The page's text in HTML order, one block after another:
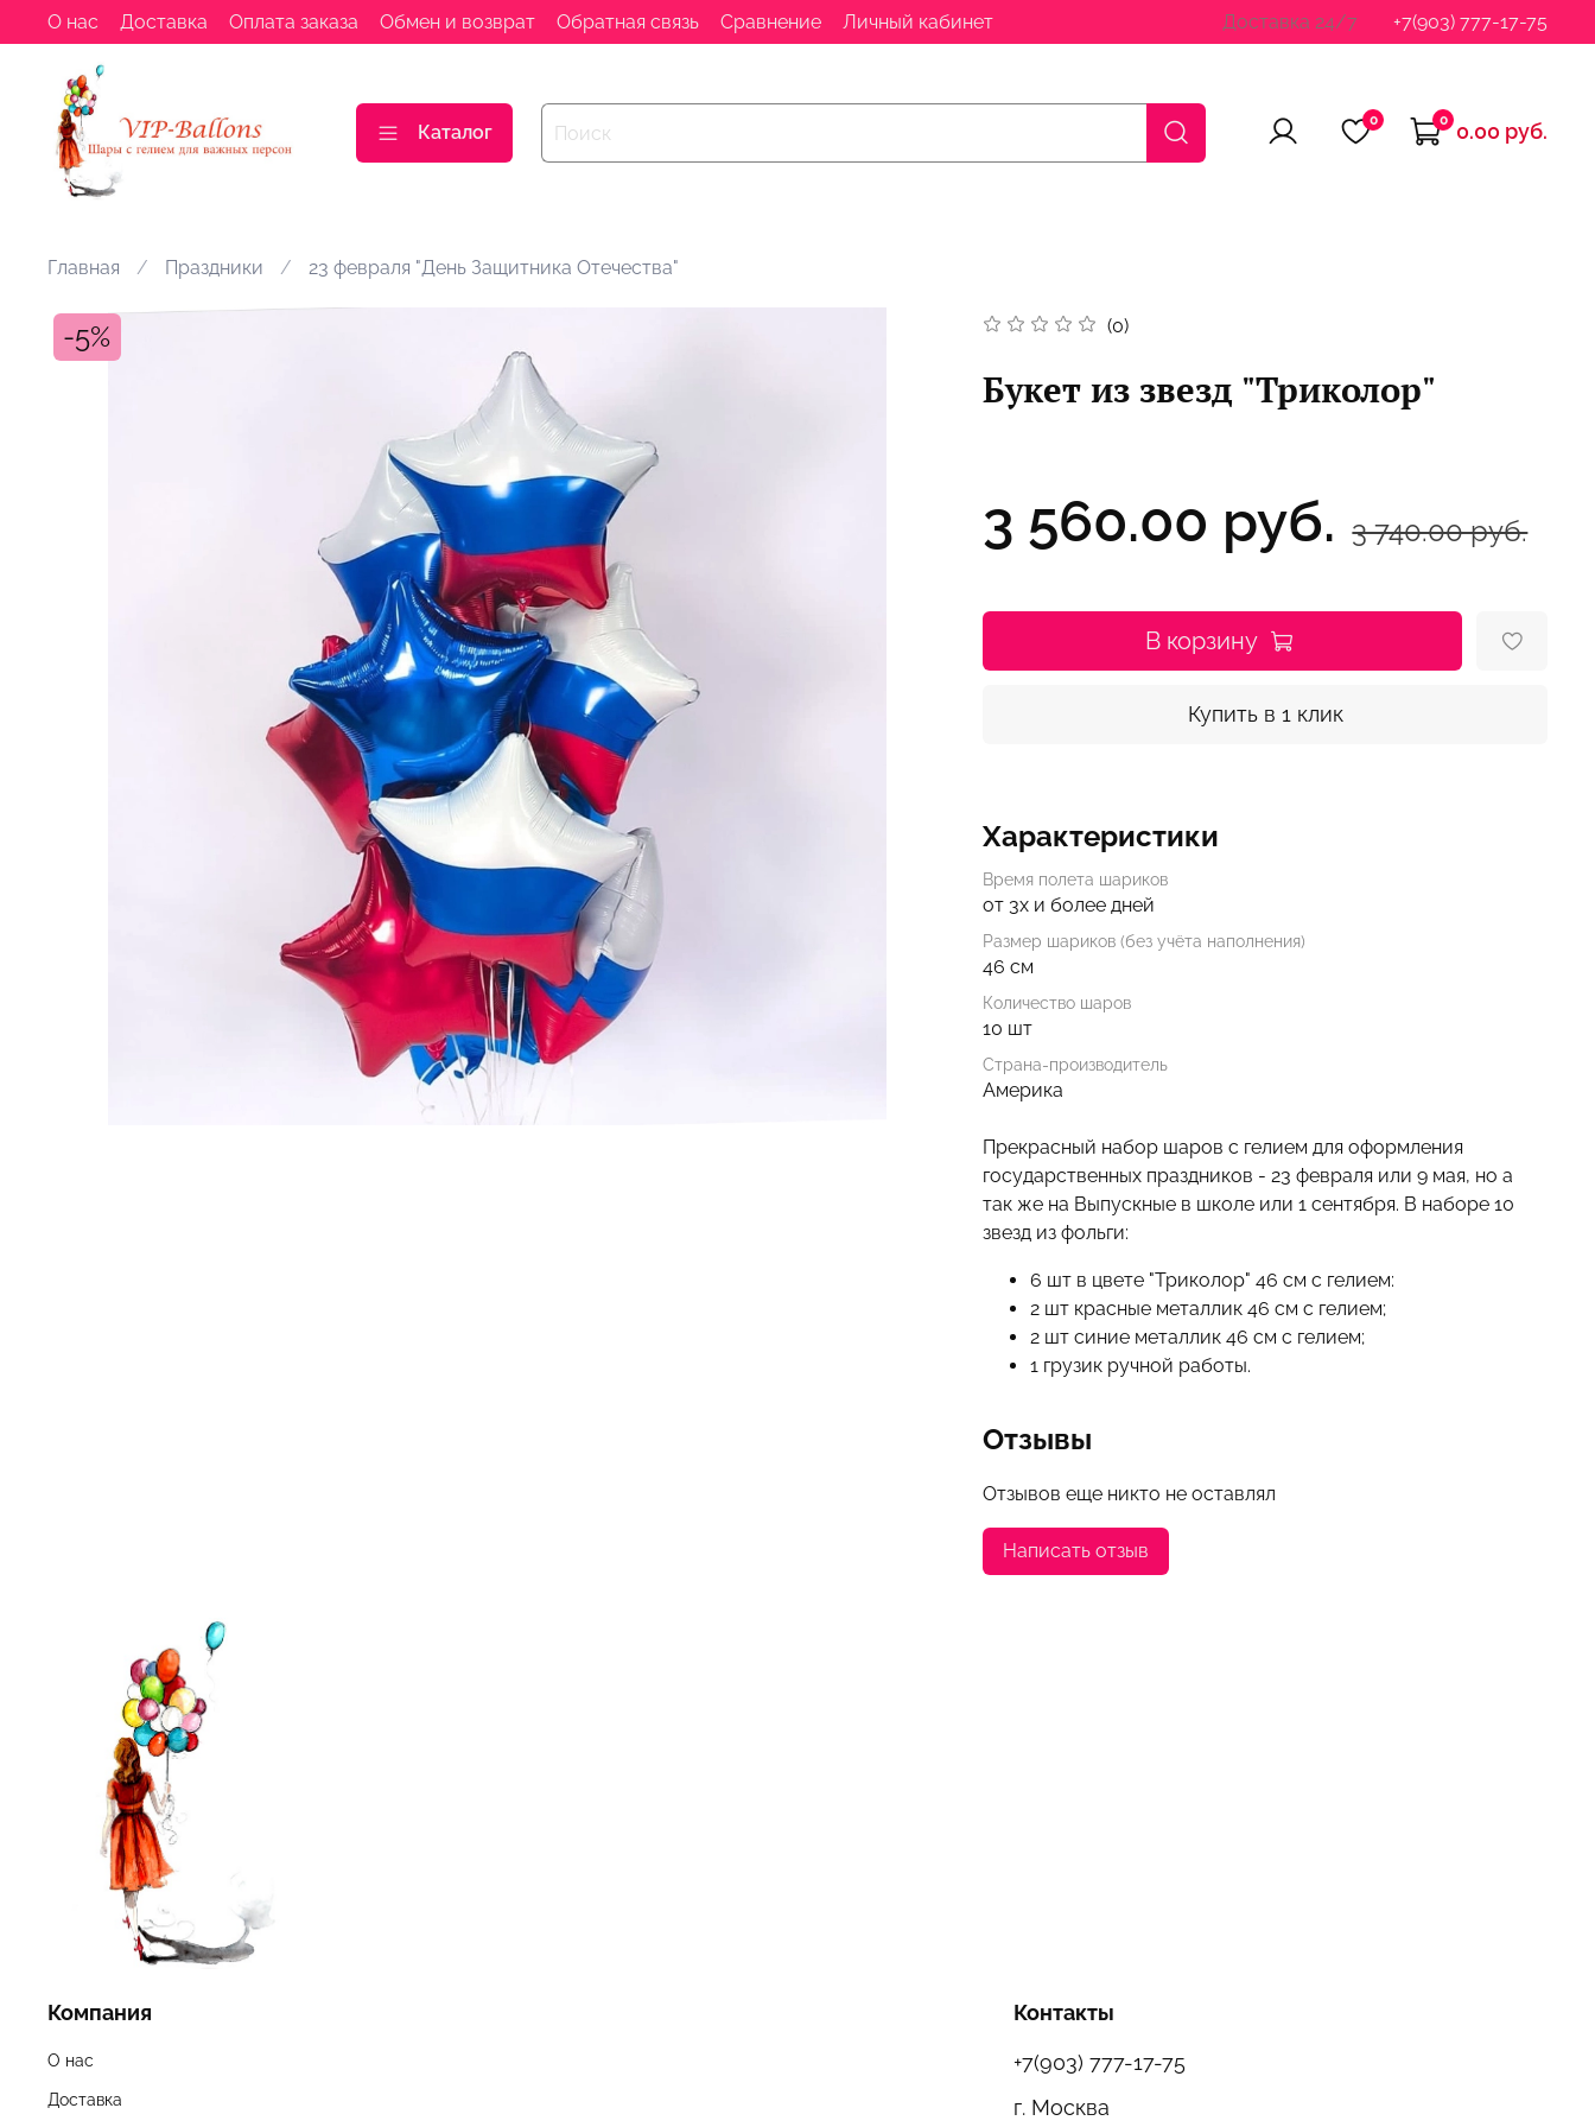
О нас Доставка Оплата заказа Обмен и возврат Обратная связь Сравнение Личный кабинет Доставка 24/7 +7(903) 777-17-75
Каталог
0 0 0.00 руб.
Главная Праздники 23 февраля "День Защитника Отечества"
-5% (0)
Букет из звезд "Триколор"
3 560.00 руб. 3 740.00 руб.
В корзину
Купить в 1 клик
Характеристики
Время полета шариков
от 3х и более дней
Размер шариков (без учёта наполнения)
46 см
Количество шаров
10 шт
Страна-производитель
Америка
Прекрасный набор шаров с гелием для оформления
государственных праздников - 23 февраля или 9 мая, но а
так же на Выпускные в школе или 1 сентября. В наборе 10
звезд из фольги:
6 шт в цвете "Триколор" 46 см с гелием:
2 шт красные металлик 46 см с гелием;
2 шт синие металлик 46 см с гелием;
1 грузик ручной работы.
Отзывы
Отзывов еще никто не оставлял
Написать отзыв
Компания
О нас
Доставка
Контакты
+7(903) 777-17-75
г. Москва